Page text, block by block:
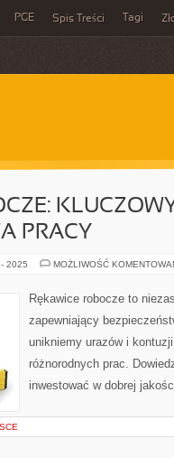
PGE Spis Treści Tagi
PRACY
2025 MOŻLIWOŚĆ
Rękawice robocze to
zapewniający
unikniemy urazów i
różnorodnych prac.
inwestować w dobrej